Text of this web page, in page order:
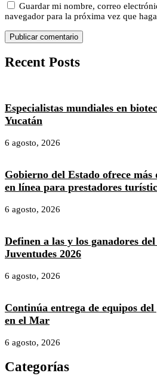
Guardar mi nombre, correo
navegador para la próxima vez que
Recent Posts
Especialistas mundiales en
Yucatán
6 agosto, 2026
Gobierno del Estado ofrece más
en línea para prestadores
6 agosto, 2026
Definen a las y los ganadores
Juventudes 2026
6 agosto, 2026
Continúa entrega de equipos
en el Mar
6 agosto, 2026
Categorías